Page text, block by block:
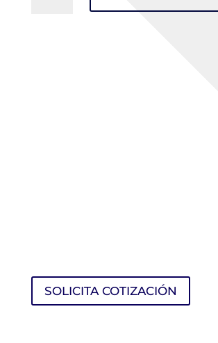
SOLICITA COTIZACIÓN